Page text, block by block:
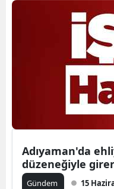
Adıyaman'da
düzeneğiyle
Gündem 15